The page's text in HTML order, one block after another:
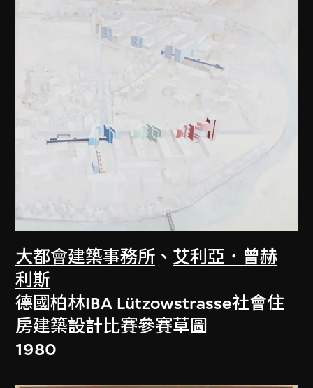
大都會建築事務所 、 艾利亞．曾赫
利斯
德國柏林IBA Lützowstrasse社會住
房建築設計比賽參賽草圖
1980